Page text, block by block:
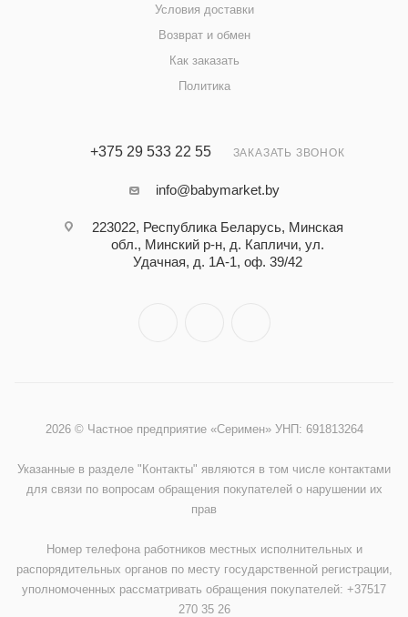
Условия доставки
Возврат и обмен
Как заказать
Политика
+375 29 533 22 55 ЗАКАЗАТЬ ЗВОНОК
info@babymarket.by
223022, Республика Беларусь, Минская
обл., Минский р-н, д. Капличи, ул.
Удачная, д. 1А-1, оф. 39/42
2026 © Частное предприятие «Серимен» УНП: 691813264
Указанные в разделе "Контакты" являются в том числе контактами
для связи по вопросам обращения покупателей о нарушении их
прав
Номер телефона работников местных исполнительных и
распорядительных органов по месту государственной регистрации,
уполномоченных рассматривать обращения покупателей: +37517
270 35 26